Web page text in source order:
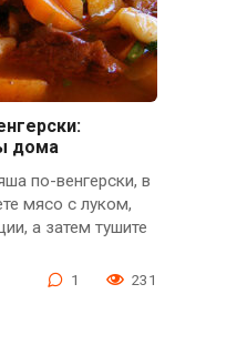
дома
по-венгерски, в
мясо с луком,
а затем тушите
1 231